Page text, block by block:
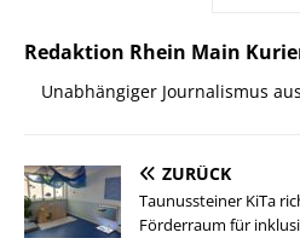
Redaktion Rhein Main
Unabhängiger Journalismus
ZURÜCK
Taunussteiner KiTa
Förderraum für